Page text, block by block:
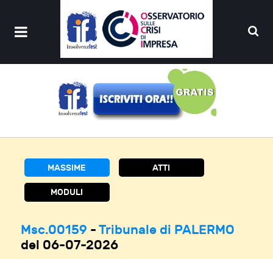
MASSIME ATTI
MODULI
Msc.00159 - Tribunale di PALERMO
del 06-07-2026